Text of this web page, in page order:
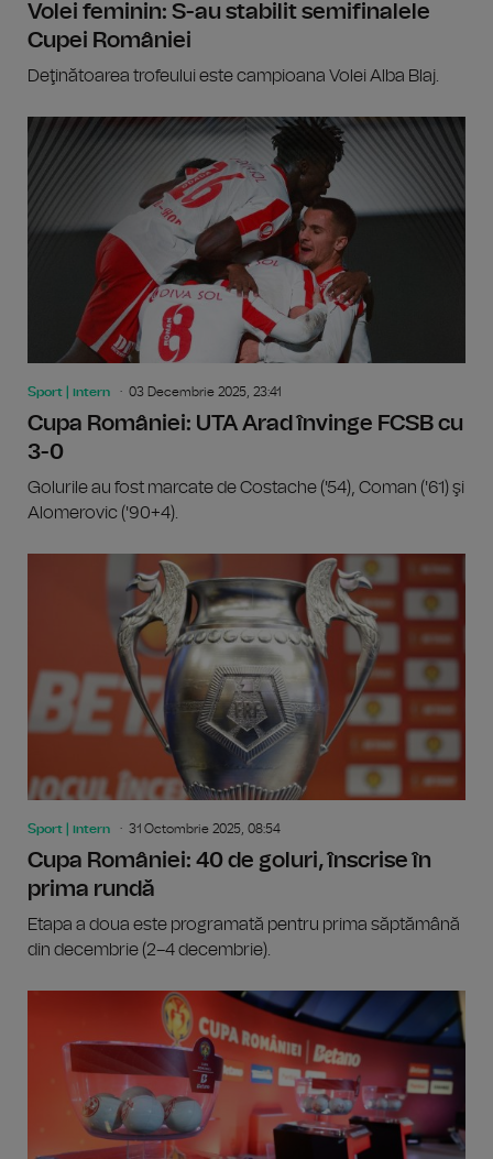
Volei feminin: S-au stabilit semifinalele
Cupei României
Deţinătoarea trofeului este campioana Volei Alba Blaj.
Sport | intern 03 Decembrie 2025, 23:41
Cupa României: UTA Arad învinge FCSB cu
3-0
Golurile au fost marcate de Costache ('54), Coman ('61) şi
Alomerovic ('90+4).
Sport | intern 31 Octombrie 2025, 08:54
Cupa României: 40 de goluri, înscrise în
prima rundă
Etapa a doua este programată pentru prima săptămână
din decembrie (2–4 decembrie).